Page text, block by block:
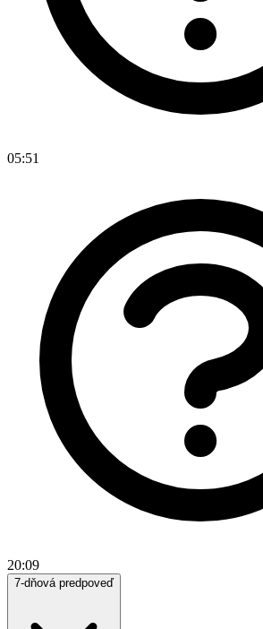
05:51
20:09
7-dňová predpoveď